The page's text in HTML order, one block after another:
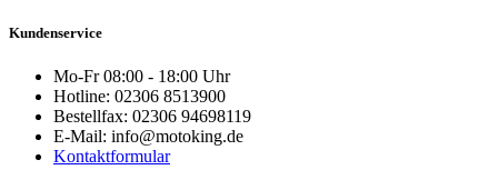
Kundenservice
Mo-Fr 08:00 - 18:00 Uhr
Hotline: 02306 8513900
Bestellfax: 02306 94698119
E-Mail: info@motoking.de
Kontaktformular